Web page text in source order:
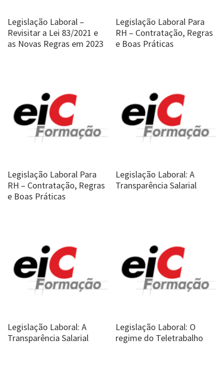
Legislação Laboral –
Revisitar a Lei 83/2021 e
as Novas Regras em 2023
Legislação Laboral Para
RH – Contratação, Regras
e Boas Práticas
Legislação Laboral Para
RH – Contratação, Regras
e Boas Práticas
Legislação Laboral: A
Transparência Salarial
Legislação Laboral: A
Transparência Salarial
Legislação Laboral: O
regime do Teletrabalho